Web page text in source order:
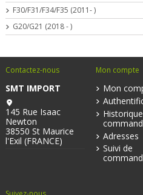
F30/F31/F34/F35 (2011- )
G20/G21 (2018 - )
Contactez-nous
SMT IMPORT
145 Rue Isaac
Newton
38550 St Maurice
l'Exil (FRANCE)
Mon compte
Mon
Adresses
Suivi de